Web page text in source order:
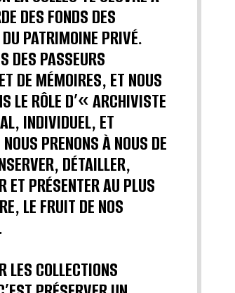
DES FONDS DES
PATRIMOINE PRIVÉ.
DES PASSEURS
DE MÉMOIRES, ET NOUS
LE RÔLE D’« ARCHIVISTE
INDIVIDUEL, ET
PRENONS À NOUS DE
DÉTAILLER,
ET PRÉSENTER AU PLUS
LE FRUIT DE NOS
LES COLLECTIONS